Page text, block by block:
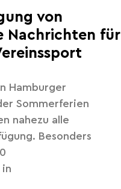
von
Nachrichten für
Hamburger
Sommerferien
nahezu alle
Besonders
in